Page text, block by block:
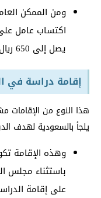
ومن الممكن
اكتساب عامل
يصل إلى 650 ريال سعودي.
إقامة دراسة في
هذا النوع من
يلجأ بالسعودية لهدف
وهذه الإقامة
باستثناء مجلس
على إقامة